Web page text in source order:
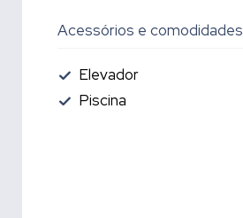
Acessórios e comodidades
Elevador
Piscina